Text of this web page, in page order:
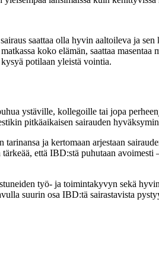
saattaa olla hyvin aaltoileva ja
koko elämän, saattaa
potilaan yleistä vointia.
ystäville, kollegoille tai jopa
pitkäaikaisen sairauden
ja kertomaan arjestaan
että IBD:stä puhutaan
työ- ja toimintakyvyn sekä
suurin osa IBD:tä sairastavista